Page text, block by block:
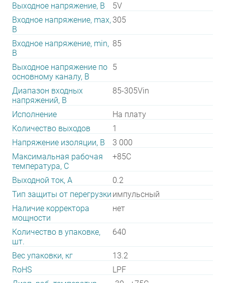
Выходное напряжение, В
5V
Входное напряжение, max,
В
305
Входное напряжение, min,
В
85
Выходное напряжение по
основному каналу, В
5
Диапазон входных
напряжений, В
85-305Vin
Исполнение
На плату
Количество выходов
1
Напряжение изоляции, В
3 000
Максимальная рабочая
температура, C
+85C
Выходной ток, А
0.2
Тип защиты от перегрузки импульсный
Наличие корректора
мощности
нет
Количество в упаковке,
шт.
640
Вес упаковки, кг
13.2
RoHS
LPF